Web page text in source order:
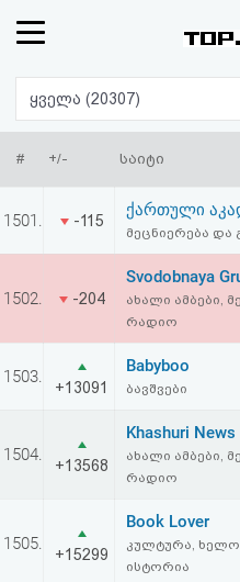
რეიტინგი
(მთავარი)
ფოსტა
კითხვა-
პასუხი
პაროლის
HTML
ყველა (20307)
# +/- საიტი
1501. -115
ქართული
მეცნიერება და
1502. -204
Svodobnaya
ახალი ამბები,
რადიო
1503.
+13091
Babyboo
ბავშვები
1504.
+13568
Khashuri News
ახალი ამბები,
რადიო
1505.
+15299
Book Lover
კულტურა,
ისტორია